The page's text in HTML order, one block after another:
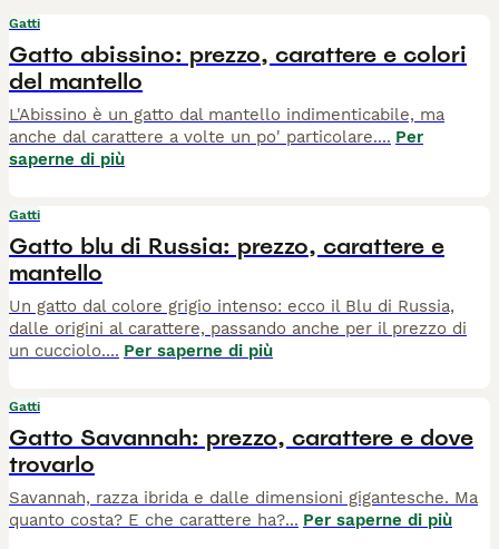
Gatti
Gatto abissino: prezzo, carattere e colori
del mantello
L'Abissino è un gatto dal mantello indimenticabile, ma
anche dal carattere a volte un po' particolare.... Per
saperne di più
Gatti
Gatto blu di Russia: prezzo, carattere e
mantello
Un gatto dal colore grigio intenso: ecco il Blu di Russia,
dalle origini al carattere, passando anche per il prezzo di
un cucciolo.... Per saperne di più
Gatti
Gatto Savannah: prezzo, carattere e dove
trovarlo
Savannah, razza ibrida e dalle dimensioni gigantesche. Ma
quanto costa? E che carattere ha?... Per saperne di più